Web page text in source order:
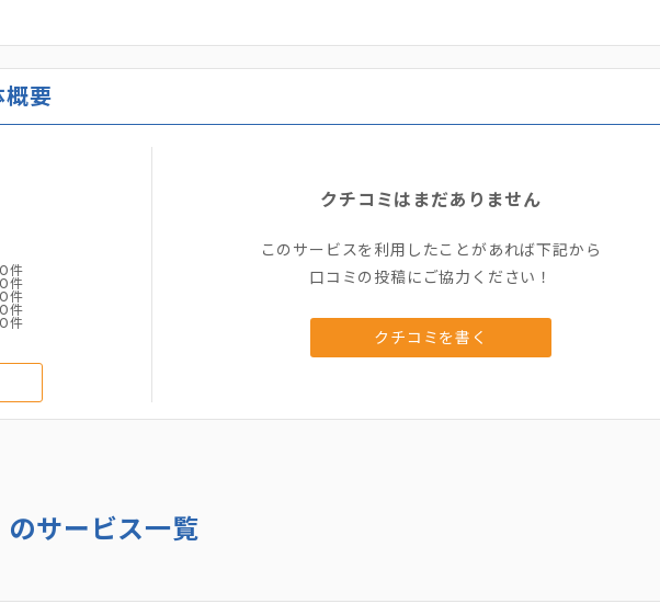
概要
0
0
0
0
0
クチコミはまだありません
このサービスを利用したことがあれば下記から
口コミの投稿にご協力ください！
クチコミを書く
サービス一覧